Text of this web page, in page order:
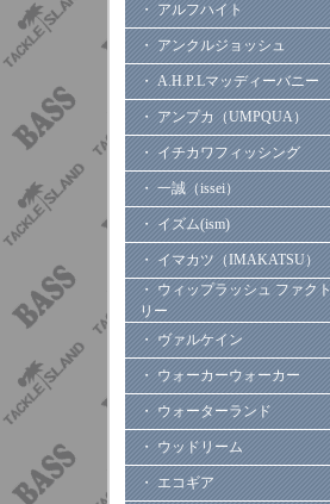
・ アルフハイト
・ アンクルジョッシュ
・ A.H.P.Lマッディーバニー
・ アンプカ（UMPQUA）
・ イチカワフィッシング
・ 一誠（issei）
・ イズム(ism)
・ イマカツ（IMAKATSU）
・ ウィップラッシュ ファクト
リー
・ ヴァルケイン
・ ウォーカーウォーカー
・ ウォーターランド
・ ウッドリーム
・ エコギア